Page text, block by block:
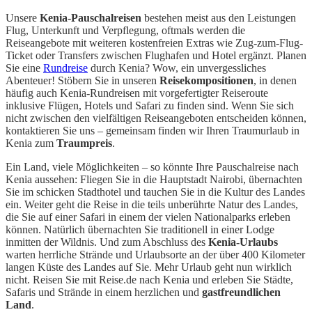
Unsere Kenia-Pauschalreisen bestehen meist aus den Leistungen
Flug, Unterkunft und Verpflegung, oftmals werden die
Reiseangebote mit weiteren kostenfreien Extras wie Zug-zum-Flug-
Ticket oder Transfers zwischen Flughafen und Hotel ergänzt. Planen
Sie eine Rundreise durch Kenia? Wow, ein unvergessliches
Abenteuer! Stöbern Sie in unseren Reisekompositionen, in denen
häufig auch Kenia-Rundreisen mit vorgefertigter Reiseroute
inklusive Flügen, Hotels und Safari zu finden sind. Wenn Sie sich
nicht zwischen den vielfältigen Reiseangeboten entscheiden können,
kontaktieren Sie uns – gemeinsam finden wir Ihren Traumurlaub in
Kenia zum Traumpreis.
Ein Land, viele Möglichkeiten – so könnte Ihre Pauschalreise nach
Kenia aussehen: Fliegen Sie in die Hauptstadt Nairobi, übernachten
Sie im schicken Stadthotel und tauchen Sie in die Kultur des Landes
ein. Weiter geht die Reise in die teils unberührte Natur des Landes,
die Sie auf einer Safari in einem der vielen Nationalparks erleben
können. Natürlich übernachten Sie traditionell in einer Lodge
inmitten der Wildnis. Und zum Abschluss des Kenia-Urlaubs
warten herrliche Strände und Urlaubsorte an der über 400 Kilometer
langen Küste des Landes auf Sie. Mehr Urlaub geht nun wirklich
nicht. Reisen Sie mit Reise.de nach Kenia und erleben Sie Städte,
Safaris und Strände in einem herzlichen und gastfreundlichen
Land.